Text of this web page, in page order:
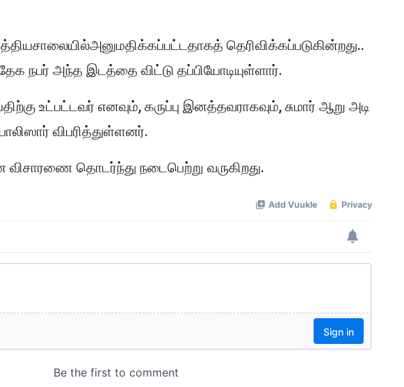
தெரிவிக்கப்படுகின்றது..
நபர் அந்த இடத்தை விட்டு தப்பியோடியுள்ளார்.
உட்பட்டவர் எனவும், கருப்பு இனத்தவராகவும், சுமார் ஆறு அடி
விபரித்துள்ளனர்.
தொடர்ந்து நடைபெற்று வருகிறது.